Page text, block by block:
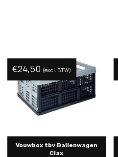
Vouwbox tbv Ballenwagen
Clax
€24,50 (excl. BTW)